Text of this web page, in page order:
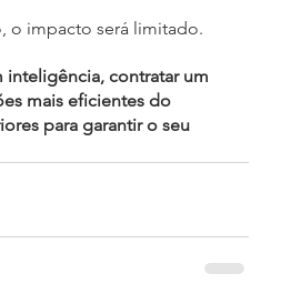
o impacto será limitado.
inteligência, contratar um
mais eficientes do
para garantir o seu